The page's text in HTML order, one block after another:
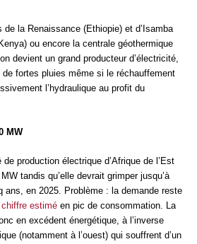
la Renaissance (Ethiopie) et d’Isamba
ou encore la centrale géothermique
devient un grand producteur d’électricité,
fortes pluies même si le réchauffement
l’hydraulique au profit du
MW
production électrique d’Afrique de l’Est
tandis qu’elle devrait grimper jusqu’à
ans, en 2025. Problème : la demande reste
chiffre estimé en pic de consommation. La
en excédent énergétique, à l’inverse
(notamment à l’ouest) qui souffrent d’un